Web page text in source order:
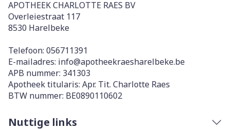
APOTHEEK CHARLOTTE RAES BV
Overleiestraat 117
8530 Harelbeke
Telefoon: 056711391
E-mailadres: info@apotheekraesharelbeke.be
APB nummer: 341303
Apotheek titularis: Apr. Tit. Charlotte Raes
BTW nummer: BE0890110602
Nuttige links